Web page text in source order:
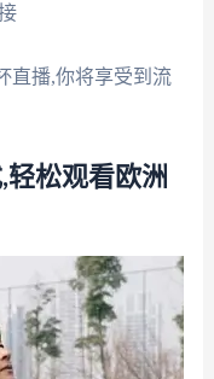
直播,你将享受到流
松观看欧洲